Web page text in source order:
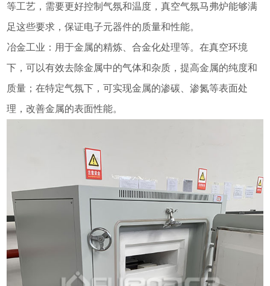
等工艺，需要更好控制气氛和温度，真空气氛马弗炉能够满
足这些要求，保证电子元器件的质量和性能。
冶金工业：用于金属的精炼、合金化处理等。在真空环境
下，可以有效去除金属中的气体和杂质，提高金属的纯度和
质量；在特定气氛下，可实现金属的渗碳、渗氮等表面处
理，改善金属的表面性能。